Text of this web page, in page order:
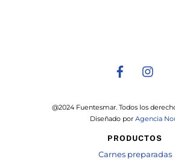
@2024 Fuentesmar. Todos los
Diseñado por Agencia
PRODUCTOS
Carnes preparadas